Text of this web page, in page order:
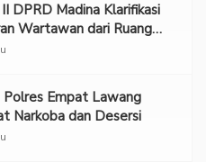
DPRD Madina Klarifikasi
Wartawan dari Ruang
Empat Lawang
Narkoba dan Desersi